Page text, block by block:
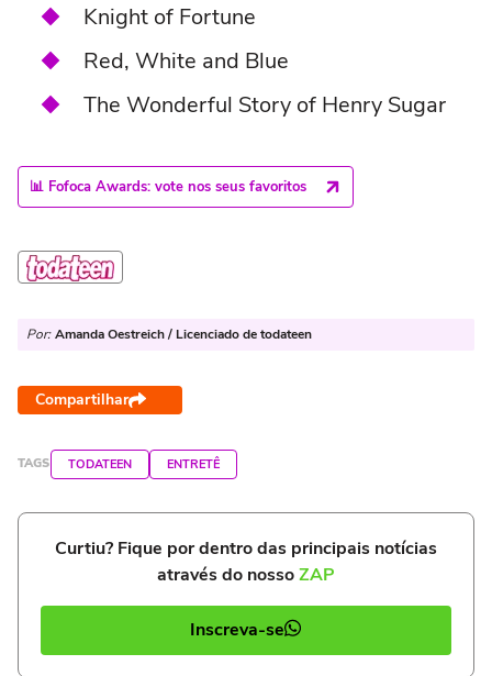
Knight of Fortune
Red, White and Blue
The Wonderful Story of Henry Sugar
📊 Fofoca Awards: vote nos seus favoritos
Por: Amanda Oestreich / Licenciado de todateen
Compartilhar
TAGS TODATEEN ENTRETÊ
Curtiu? Fique por dentro das principais notícias
através do nossoZAP
Inscreva-se